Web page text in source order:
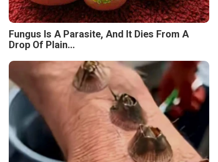
Fungus Is A Parasite, And It Dies From A
Drop Of Plain...